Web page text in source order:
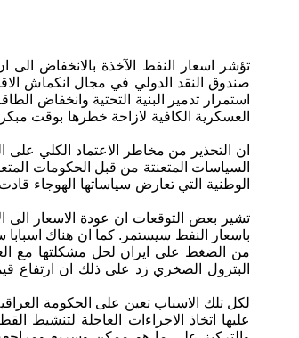
تؤشر اسعار النفط الآخذة بالانخفاض الى
استمرار تدمير البنية التحتية وانخفاض
العسكرية الكافية لازاحة خطرها بوقت
ان التحذير من مخاطر الاعتماد الكلي على
السياسات المتعنتة من قبل الحكومات
الوطنية التي تعارض سياساتها الهوجاء
تشير بعض التوقعات ان عودة الاسعار الى
باسعار النفط سيستمر. كما ان هناك اسبابا
من الضغط على ايران لحل مشكلتها مع
البترول الصخري زد على ذلك ان ارتفاع
لكل تلك الاسباب تعين على الحكومة
عليها اتخاذ الاجراءات العاجلة لتنشيط